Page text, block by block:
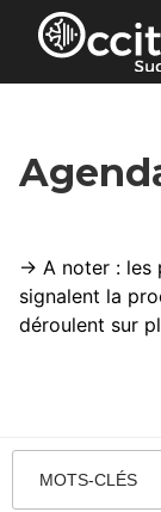
Panneau de
→ A noter : les
signalent la
déroulent sur
MOTS-CLÉS